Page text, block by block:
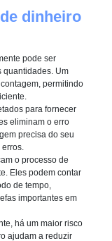
dinheiro
pode ser
quantidades. Um
permitindo
para fornecer
eliminam o erro
precisa do seu
o processo de
Eles podem contar
de tempo,
importantes em
há um maior risco
ajudam a reduzir